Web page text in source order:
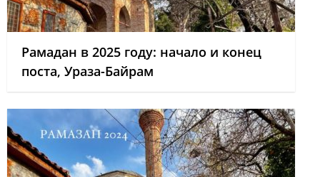
Рамадан в 2025 году: начало и конец
поста, Ураза-Байрам